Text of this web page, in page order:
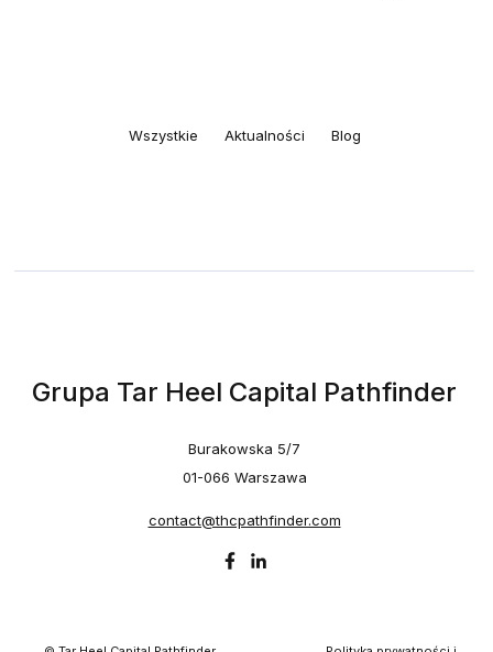
Wszystkie Aktualności Blog
Grupa Tar Heel Capital Pathfinder
Burakowska 5/7
01-066 Warszawa
contact@thcpathfinder.com